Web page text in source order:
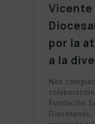
Vicente
por la
a la
Nos
Fundación